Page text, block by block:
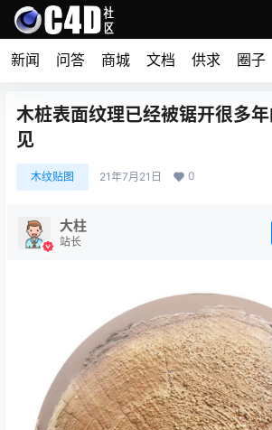
新闻 问答 商城 文档 供求 圈子
木桩表面纹理已经被锯开很多
见
木纹贴图 21年7月21日 0
大柱
站长